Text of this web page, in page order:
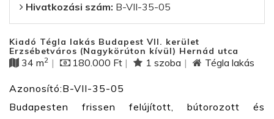
Hivatkozási szám: B-VII-35-05
Kiadó Tégla lakás Budapest VII. kerület
Erzsébetváros (Nagykörúton kívül) Hernád utca
34 m2 | 180.000 Ft | 1 szoba | Tégla lakás
Azonosító:B-VII-35-05
Budapesten frissen felújított, bútorozott és